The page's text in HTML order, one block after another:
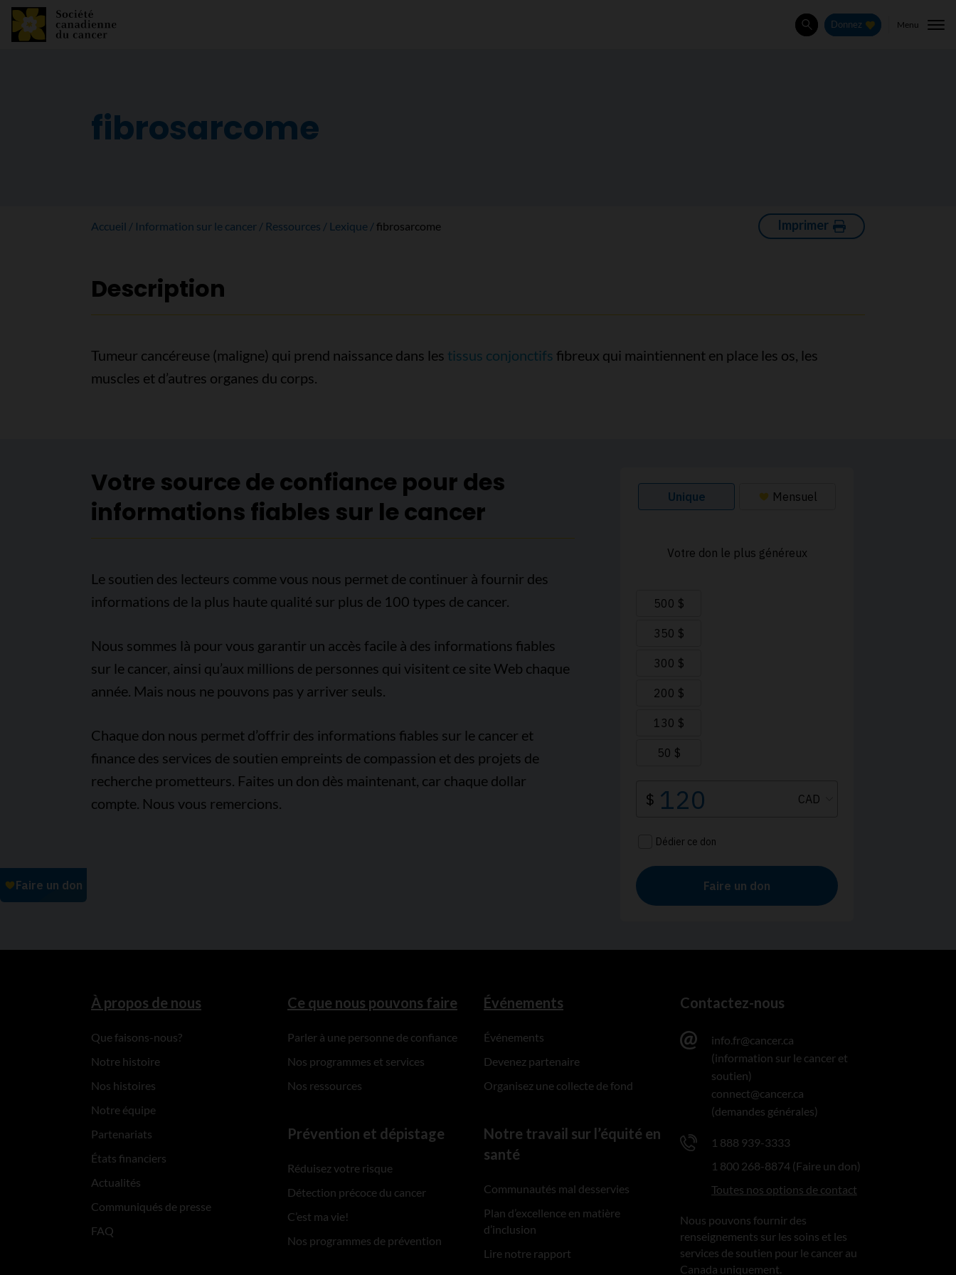
Rechercher
Donnez Menu
fibrosarcome
Accueil Information sur le cancer Ressources Lexique fibrosarcome Imprimer
Description
Tumeur cancéreuse (maligne) qui prend naissance dans les tissus conjonctifs fibreux qui maintiennent en place les os, les
muscles et d’autres organes du corps.
Votre source de confiance pour des
informations fiables sur le cancer
Le soutien des lecteurs comme vous nous permet de continuer à fournir des
informations de la plus haute qualité sur plus de 100 types de cancer.
Nous sommes là pour vous garantir un accès facile à des informations fiables
sur le cancer, ainsi qu’aux millions de personnes qui visitent ce site Web chaque
année. Mais nous ne pouvons pas y arriver seuls.
Chaque don nous permet d’offrir des informations fiables sur le cancer et
finance des services de soutien empreints de compassion et des projets de
recherche prometteurs. Faites un don dès maintenant, car chaque dollar
compte. Nous vous remercions.
À propos de nous
Que faisons-nous?
Notre histoire
Nos histoires
Notre équipe
Partenariats
États financiers
Actualités
Communiqués de presse
FAQ
Ce que nous pouvons faire
Parler à une personne de confiance
Nos programmes et services
Nos ressources
Prévention et dépistage
Réduisez votre risque
Détection précoce du cancer
C’est ma vie!
Nos programmes de prévention
Événements
Événements
Devenez partenaire
Organisez une collecte de fond
Notre travail sur l’équité en
santé
Communautés mal desservies
Plan d’excellence en matière
d’inclusion
Lire notre rapport
Contactez-nous
info.fr@cancer.ca
(information sur le cancer et
soutien)
connect@cancer.ca
(demandes générales)
1 888 939-3333
1 800 268-8874 (Faire un don)
Toutes nos options de contact
Nous pouvons fournir des
renseignements sur les soins et les
services de soutien pour le cancer au
Canada uniquement.